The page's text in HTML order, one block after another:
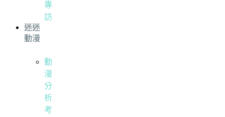
專
訪
迷迷
動漫
動
漫
分
析
考